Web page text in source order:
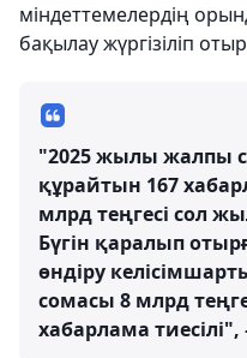
міндеттемелердің
бақылау жүргізіліп
"2025 жылы жалпы
құрайтын 167
млрд теңгесі сол
Бүгін қаралып
өндіру
сомасы 8 млрд
хабарлама тиесілі",